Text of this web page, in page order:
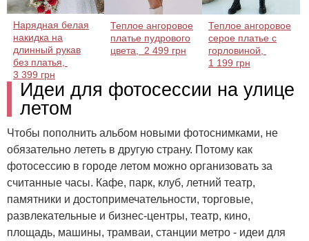
Нарядная белая
накидка на
длинный рукав
без платья,
3 399 грн
Теплое ангоровое
платье пудрового
цвета, 2 499 грн
Теплое ангоровое
серое платье с
горловиной,
1 199 грн
Идеи для фотосессии на улице
летом
Чтобы пополнить альбом новыми фотоснимками, не
обязательно лететь в другую страну. Потому как
фотосессию в городе летом можно организовать за
считанные часы. Кафе, парк, клуб, летний театр,
памятники и достопримечательности, торговые,
развлекательные и бизнес-центры, театр, кино,
площадь, машины, трамваи, станции метро - идеи для